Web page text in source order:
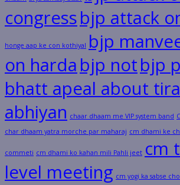
congressbjp attack
honge aap ke con kothiyal bjp
on harda bjp notbjp
bhatt apeal about
abhiyan chaar dhaam me VIP system band
char dhaam yatra morche par maharaj cm dhami ke
commeti cm dhami ko kahan mili Pahli jeet cm
level meeting cm yogi ka sabse